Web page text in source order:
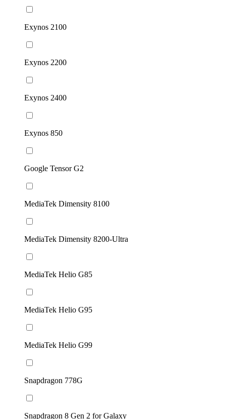
Exynos 2100
Exynos 2200
Exynos 2400
Exynos 850
Google Tensor G2
MediaTek Dimensity 8100
MediaTek Dimensity 8200-Ultra
MediaTek Helio G85
MediaTek Helio G95
MediaTek Helio G99
Snapdragon 778G
Snapdragon 8 Gen 2 for Galaxy